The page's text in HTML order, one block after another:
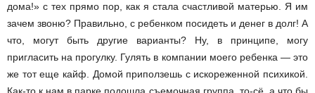
дома!» с тех прямо пор, как я стала счастливой матерью. Я им
зачем звоню? Правильно, с ребенком посидеть и денег в долг! А
что, могут быть другие варианты? Ну, в принципе, могу
пригласить на прогулку. Гулять в компании моего ребенка — это
же тот еще кайф. Домой приползешь с искореженной психикой.